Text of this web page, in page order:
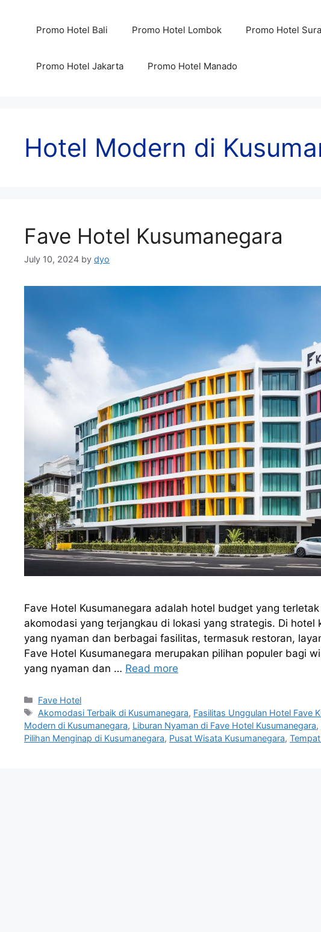
Promo Hotel Bali Promo Hotel Lombok Promo Hotel
Promo Hotel Jakarta Promo Hotel Manado
Hotel Modern di
Fave Hotel Kusumanegara
July 10, 2024 by dyo
Fave Hotel Kusumanegara adalah hotel budget yang
akomodasi yang terjangkau di lokasi yang strategis. Di
yang nyaman dan berbagai fasilitas, termasuk restoran,
Fave Hotel Kusumanegara merupakan pilihan populer bagi
yang nyaman dan … Read more
Categories
Fave Hotel
Tags
Akomodasi Terbaik di Kusumanegara, Fasilitas Unggulan Hotel Fave
Modern di Kusumanegara, Liburan Nyaman di Fave Hotel Kusumanegara,
Pilihan Menginap di Kusumanegara, Pusat Wisata Kusumanegara,